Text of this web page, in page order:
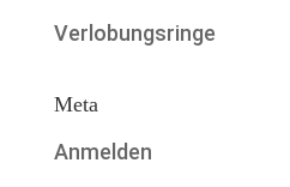
Verlobungsringe
Meta
Anmelden